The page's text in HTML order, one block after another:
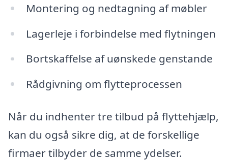
Montering og nedtagning af møbler
Lagerleje i forbindelse med flytningen
Bortskaffelse af uønskede genstande
Rådgivning om flytteprocessen
Når du indhenter tre tilbud på flyttehjælp,
kan du også sikre dig, at de forskellige
firmaer tilbyder de samme ydelser.